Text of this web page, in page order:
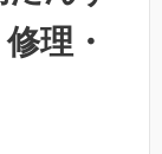
理・